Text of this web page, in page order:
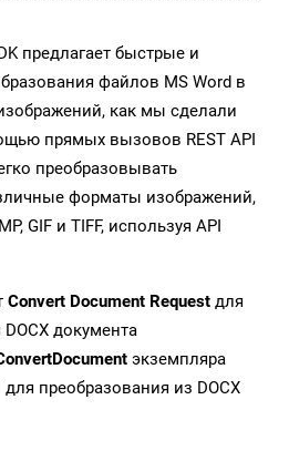
предлагает быстрые и
файлов MS Word в
как мы сделали
прямых вызовов REST API
преобразовывать
форматы изображений,
GIF и TIFF, используя API
Convert Document Request для
документа
экземпляра
для преобразования из DOCX